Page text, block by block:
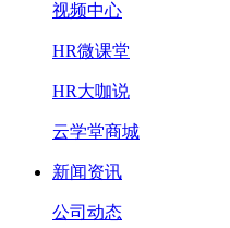
视频中心
HR微课堂
HR大咖说
云学堂商城
新闻资讯
公司动态